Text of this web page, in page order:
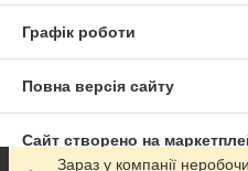
Графік роботи
Повна версія сайту
Сайт створено на
Зараз у компанії